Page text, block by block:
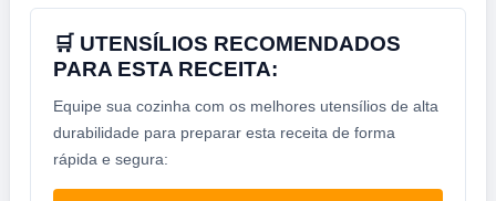
🛒 UTENSÍLIOS RECOMENDADOS
PARA ESTA RECEITA:
Equipe sua cozinha com os melhores utensílios de alta
durabilidade para preparar esta receita de forma
rápida e segura: